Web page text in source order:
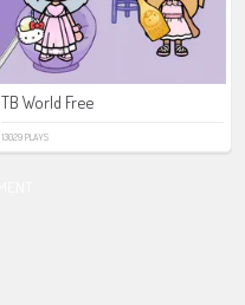
TB World Free
13029 PLAYS